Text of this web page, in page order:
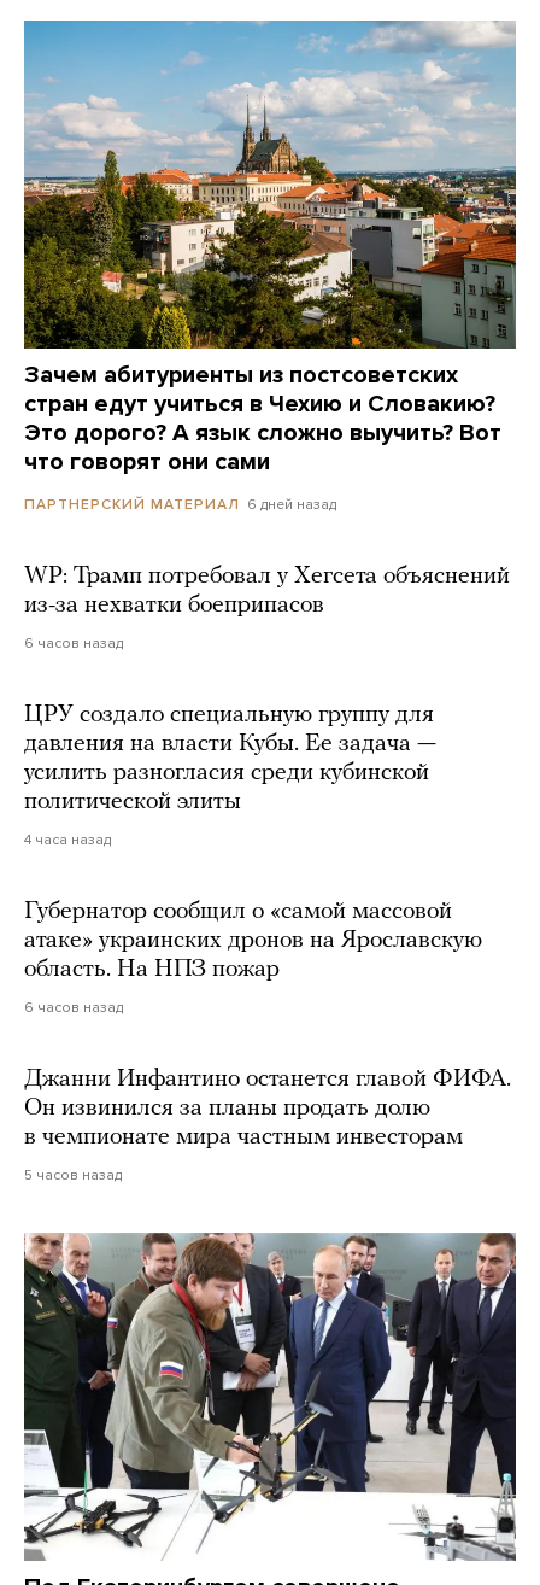
Зачем абитуриенты из постсоветских
стран едут учиться в Чехию и Словакию?
Это дорого? А язык сложно выучить? Вот
что говорят они сами
ПАРТНЕРСКИЙ МАТЕРИАЛ 6 дней назад
WP: Трамп потребовал у Хегсета объяснений
из-за нехватки боеприпасов
6 часов назад
ЦРУ создало специальную группу для
давления на власти Кубы. Ее задача —
усилить разногласия среди кубинской
политической элиты
4 часа назад
Губернатор сообщил о «самой массовой
атаке» украинских дронов на Ярославскую
область. На НПЗ пожар
6 часов назад
Джанни Инфантино останется главой ФИФА.
Он извинился за планы продать долю
в чемпионате мира частным инвесторам
5 часов назад